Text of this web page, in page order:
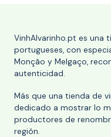
VinhAlvarinho.pt es una
portugueses, con
Monção y Melgaço,
autenticidad.
Más que una tienda de
dedicado a mostrar lo
productores de
región.